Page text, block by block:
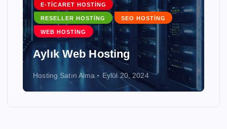
E-TICARET HOSTING
RESELLER HOSTING SEO HOSTING
WEB HOSTING
Aylık Web Hosting
Hosting Satın Alma Eylül 20, 2024